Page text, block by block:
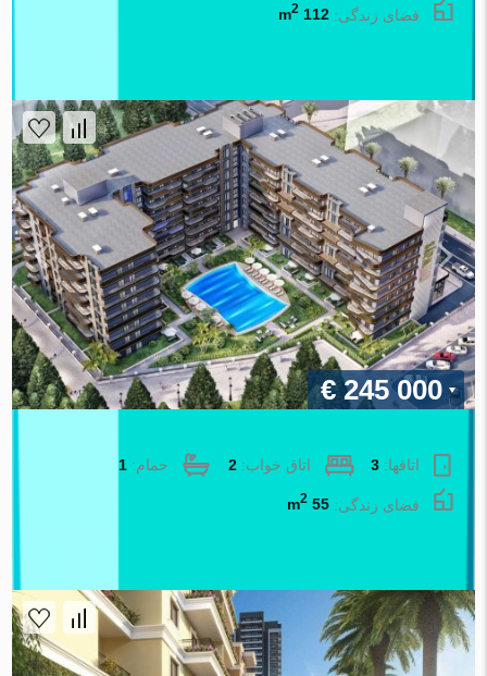
فضای زندگی:112 m
2
€ 245 000
اتاقها:3 اتاق خواب:2 حمام:1
فضای زندگی:55 m
2